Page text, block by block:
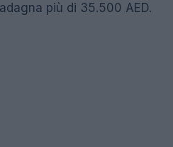
più di 35.500 AED.